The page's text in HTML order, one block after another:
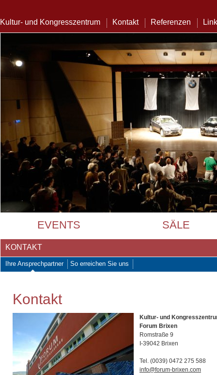
Kultur- und Kongresszentrum Kontakt Referenzen
EVENTS SÄLE
KONTAKT
Ihre Ansprechpartner So erreichen Sie uns
Kontakt
Kultur- und
Forum Brixen
Romstraße 9
I-39042 Brixen
Tel. (0039) 0472 275 588
info@forum-brixen.com